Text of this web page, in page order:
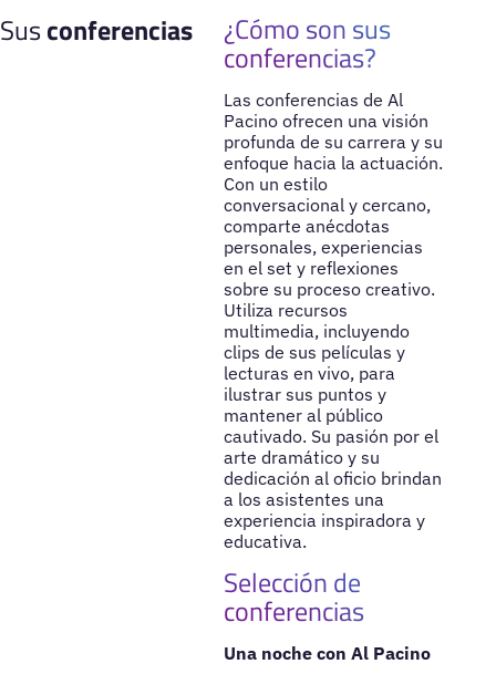
Susconferencias ¿Cómo son sus
conferencias?
Las conferencias de Al
Pacino ofrecen una visión
profunda de su carrera y su
enfoque hacia la actuación.
Con un estilo
conversacional y cercano,
comparte anécdotas
personales, experiencias
en el set y reflexiones
sobre su proceso creativo.
Utiliza recursos
multimedia, incluyendo
clips de sus películas y
lecturas en vivo, para
ilustrar sus puntos y
mantener al público
cautivado. Su pasión por el
arte dramático y su
dedicación al oficio brindan
a los asistentes una
experiencia inspiradora y
educativa.
Selección de
conferencias
Una noche con Al Pacino